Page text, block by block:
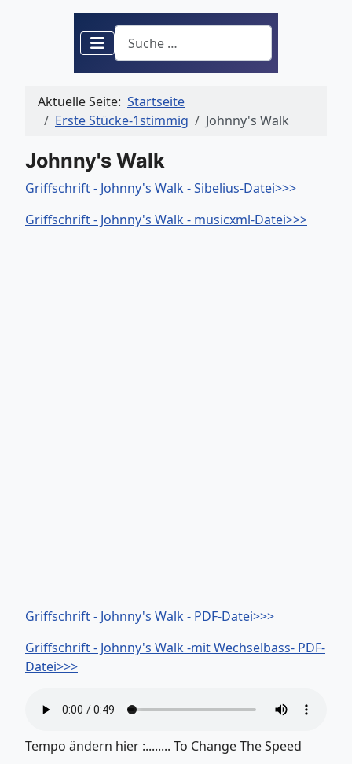
Suchen
Aktuelle Seite: Startseite
Erste Stücke-1stimmig
Johnny's Walk
Johnny's Walk
Griffschrift - Johnny's Walk - Sibelius-Datei>>>
Griffschrift - Johnny's Walk - musicxml-Datei>>>
Griffschrift - Johnny's Walk - PDF-Datei>>>
Griffschrift - Johnny's Walk -mit Wechselbass- PDF-
Datei>>>
Tempo ändern hier :........ To Change The Speed